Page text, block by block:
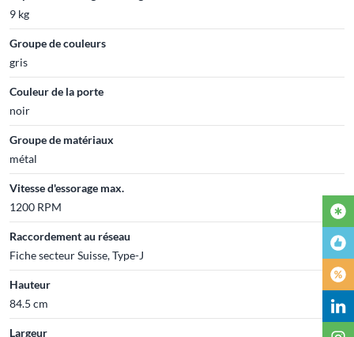
9 kg
Groupe de couleurs
gris
Couleur de la porte
noir
Groupe de matériaux
métal
Vitesse d'essorage max.
1200 RPM
Raccordement au réseau
Fiche secteur Suisse, Type-J
Hauteur
84.5 cm
Largeur